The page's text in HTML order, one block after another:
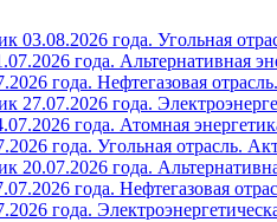
03.08.2026 года. Угольная
года. Альтернативная
года. Нефтегазовая
27.07.2026 года.
года. Атомная
года. Угольная отрасль.
20.07.2026 года.
года. Нефтегазовая
года.